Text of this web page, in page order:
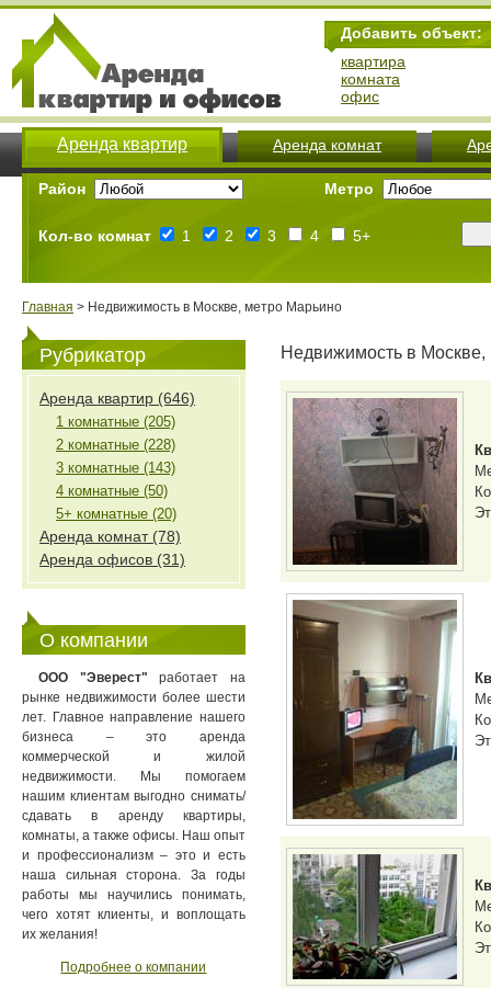
Добавить объект:
квартира
комната
офис
Аренда квартир Аренда комнат
Район Метро
Кол-во комнат 1 2 3 4 5+
Главная > Недвижимость в Москве, метро Марьино
Рубрикатор
Аренда квартир (646)
1 комнатные (205)
2 комнатные (228)
3 комнатные (143)
4 комнатные (50)
5+ комнатные (20)
Аренда комнат (78)
Аренда офисов (31)
О компании
ООО "Эверест" работает на
рынке недвижимости более шести
лет. Главное направление нашего
бизнеса – это аренда
коммерческой и жилой
недвижимости. Мы помогаем
нашим клиентам выгодно снимать/
сдавать в аренду квартиры,
комнаты, а также офисы. Наш опыт
и профессионализм – это и есть
наша сильная сторона. За годы
работы мы научились понимать,
чего хотят клиенты, и воплощать
их желания!
Подробнее о компании
Недвижимость в